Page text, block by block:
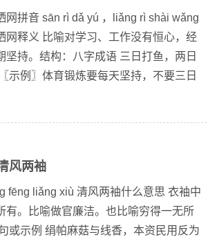
网拼音 sān rì dǎ yú ，liǎng rì shài wǎng
网释义 比喻对学习、工作没有恒心，经
坚持。结构：八字成语 三日打鱼，两日
示例〗体育锻炼要每天坚持，不要三日
风两袖
fēng liǎng xiù 清风两袖什么意思 衣袖中
有。比喻做官廉洁。也比喻穷得一无所
或示例 绢帕麻菇与线香，本资民用反为